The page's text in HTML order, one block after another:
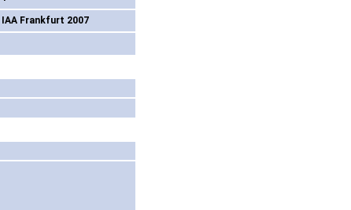
IAA Frankfurt 2007